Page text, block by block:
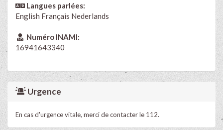
Langues parlées:
English Français Nederlands
Numéro INAMI:
16941643340
Urgence
En cas d'urgence vitale, merci de contacter le 112.